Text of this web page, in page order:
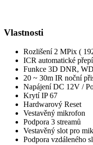
Vlastnosti
Rozlišení 2 MPix (
ICR automatické
Funkce 3D DNR,
20 ~ 30m IR noční
Napájení DC 12V /
Krytí IP 67
Hardwarový Reset
Vestavěný mikrofon
Podpora 3 streamů
Vestavěný slot pro
Podpora vzdáleného